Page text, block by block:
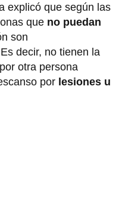
explicó que según las
que no puedan
son
decir, no tienen la
otra persona
por lesiones u